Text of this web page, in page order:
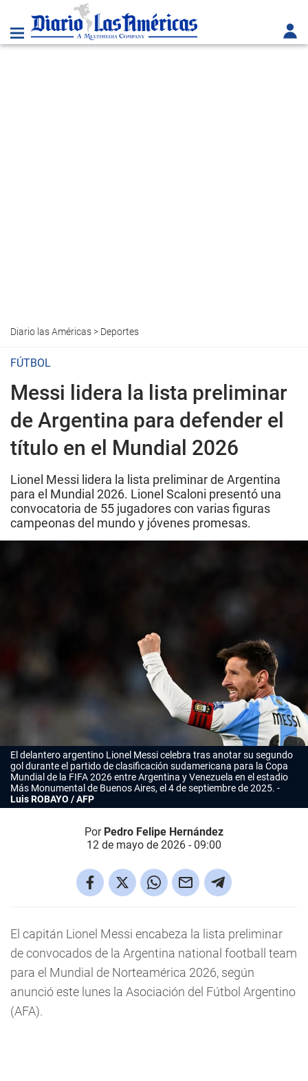
Diario las Américas> Deportes
FÚTBOL
Messi lidera la lista preliminar
de Argentina para defender el
título en el Mundial 2026
Lionel Messi lidera la lista preliminar de Argentina
para el Mundial 2026. Lionel Scaloni presentó una
convocatoria de 55 jugadores con varias figuras
campeonas del mundo y jóvenes promesas.
El delantero argentino Lionel Messi celebra tras anotar su segundo
gol durante el partido de clasificación sudamericana para la Copa
Mundial de la FIFA 2026 entre Argentina y Venezuela en el estadio
Más Monumental de Buenos Aires, el 4 de septiembre de 2025.
Luis ROBAYO / AFP
Por Pedro Felipe Hernández
12 de mayo de 2026 - 09:00
El capitán Lionel Messi encabeza la lista preliminar
de convocados de la Argentina national football team
para el Mundial de Norteamérica 2026, según
anunció este lunes la Asociación del Fútbol Argentino
(AFA).